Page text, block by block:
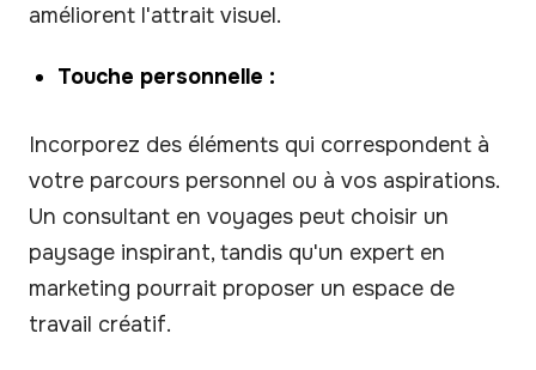
améliorent l'attrait visuel.
Touche personnelle :
Incorporez des éléments qui correspondent à
votre parcours personnel ou à vos aspirations.
Un consultant en voyages peut choisir un
paysage inspirant, tandis qu'un expert en
marketing pourrait proposer un espace de
travail créatif.